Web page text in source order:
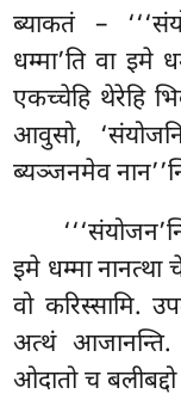
ब्याकतं –
धम्मा’ति वा इमे
एकच्चेहि थेरेहि
आवुसो,
ब्यञ्जनमेव
इमे धम्मा
वो करिस्सामि.
अत्थं आजानन्ति.
ओदातो च